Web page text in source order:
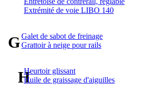
Extrémité de voie LIBO 140
GGalet de sabot de freinage
Grattoir à neige pour rails
H
Heurtoir glissant
Huile de graissage d'aiguilles